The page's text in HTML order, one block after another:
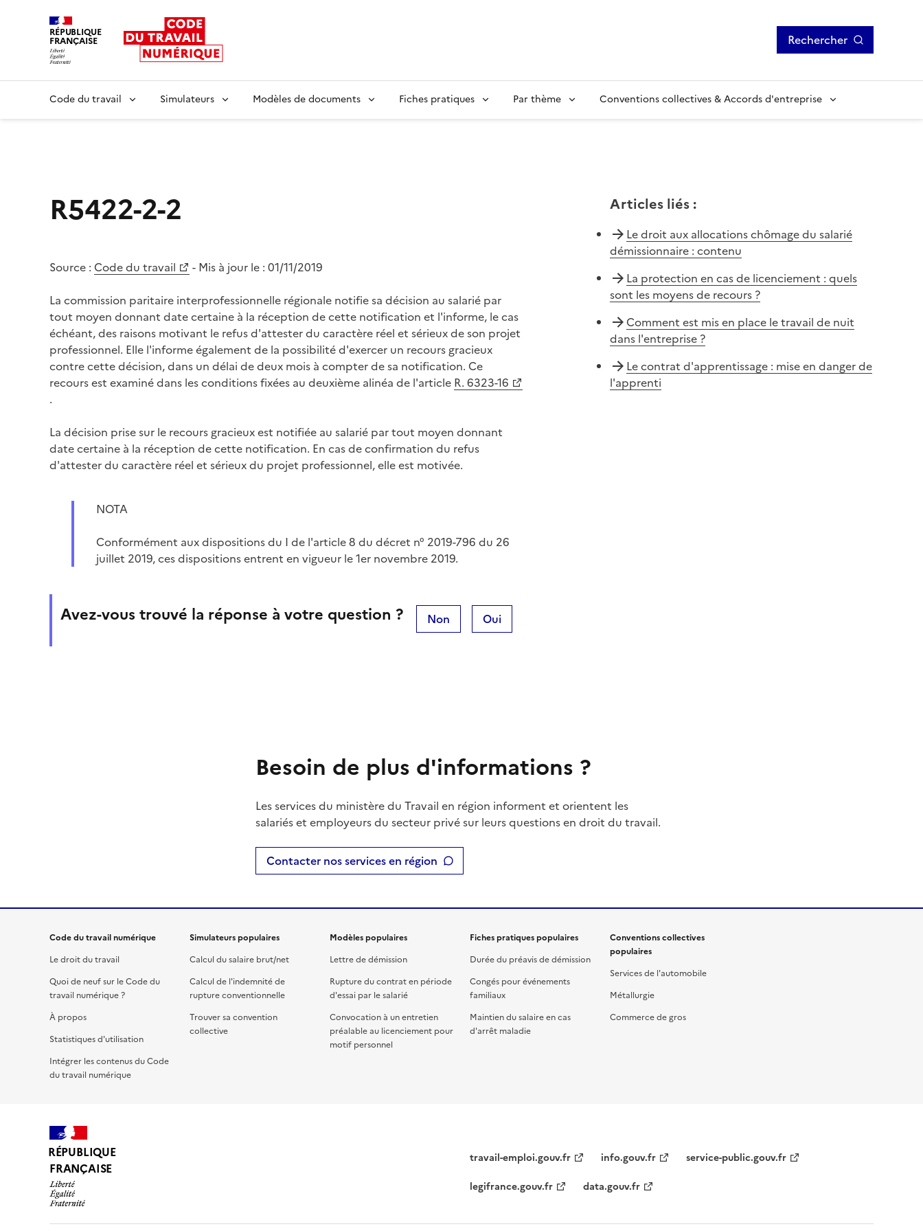
RÉPUBLIQUE
FRANÇAISE Rechercher
Code du travail Simulateurs Modèles de documents Fiches pratiques Par thème Conventions collectives & Accords d'entreprise
R5422-2-2
Source : Code du travail - Mis à jour le : 01/11/2019
La commission paritaire interprofessionnelle régionale notifie sa décision au salarié par
tout moyen donnant date certaine à la réception de cette notification et l'informe, le cas
échéant, des raisons motivant le refus d'attester du caractère réel et sérieux de son projet
professionnel. Elle l'informe également de la possibilité d'exercer un recours gracieux
contre cette décision, dans un délai de deux mois à compter de sa notification. Ce
recours est examiné dans les conditions fixées au deuxième alinéa de l'article R. 6323-16
.
La décision prise sur le recours gracieux est notifiée au salarié par tout moyen donnant
date certaine à la réception de cette notification. En cas de confirmation du refus
d'attester du caractère réel et sérieux du projet professionnel, elle est motivée.
NOTA
Conformément aux dispositions du I de l'article 8 du décret n° 2019-796 du 26
juillet 2019, ces dispositions entrent en vigueur le 1er novembre 2019.
Avez-vous trouvé la réponse à votre question ? Non Oui
Articles liés:
Le droit aux allocations chômage du salarié
démissionnaire : contenu
La protection en cas de licenciement : quels
sont les moyens de recours ?
Comment est mis en place le travail de nuit
dans l'entreprise ?
Le contrat d'apprentissage : mise en danger de
l'apprenti
Besoin de plus d'informations ?
Les services du ministère du Travail en région informent et orientent les
salariés et employeurs du secteur privé sur leurs questions en droit du travail.
Contacter nos services en région
Code du travail numérique
Le droit du travail
Quoi de neuf sur le Code du
travail numérique ?
À propos
Statistiques d'utilisation
Intégrer les contenus du Code
du travail numérique
Simulateurs populaires
Calcul du salaire brut/net
Calcul de l'indemnité de
rupture conventionnelle
Trouver sa convention
collective
Modèles populaires
Lettre de démission
Rupture du contrat en période
d'essai par le salarié
Convocation à un entretien
préalable au licenciement pour
motif personnel
Fiches pratiques populaires
Durée du préavis de démission
Congés pour événements
familiaux
Maintien du salaire en cas
d'arrêt maladie
Conventions collectives
populaires
Services de l'automobile
Métallurgie
Commerce de gros
RÉPUBLIQUE
FRANÇAISE
travail-emploi.gouv.fr info.gouv.fr
service-public.gouv.fr
legifrance.gouv.fr
data.gouv.fr